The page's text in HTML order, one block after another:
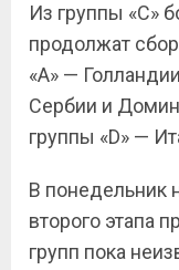
Из группы «C»
продолжат
«A» —
Сербии и
группы «D» —
В понедельник
второго этапа
групп пока